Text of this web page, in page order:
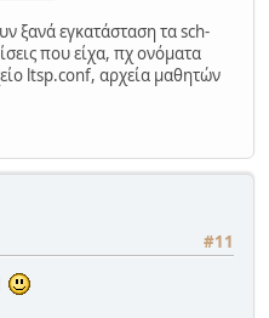
ξανά εγκατάσταση τα sch-
που είχα, πχ ονόματα
ltsp.conf, αρχεία μαθητών
#11